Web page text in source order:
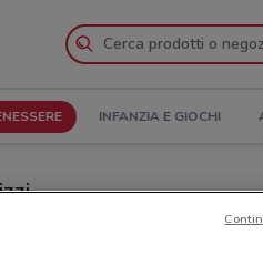
INFANZIA E GIOCHI